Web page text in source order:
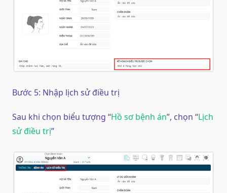
Bước 5: Nhập lịch sử điều trị
Sau khi chọn biểu tượng “Hồ sơ bệnh án”, chọn “Lịch
sử điều trị”